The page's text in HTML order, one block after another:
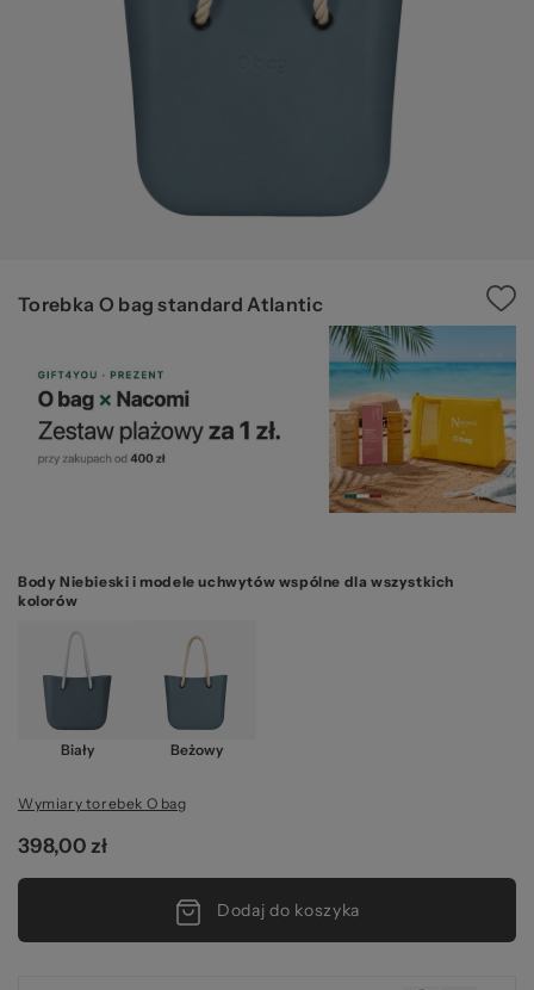
Torebka O bag standard Atlantic
Body Niebieski i modele uchwytów wspólne dla wszystkich
kolorów
Biały Beżowy
Wymiary torebek O bag
398,00 zł
Dodaj do koszyka